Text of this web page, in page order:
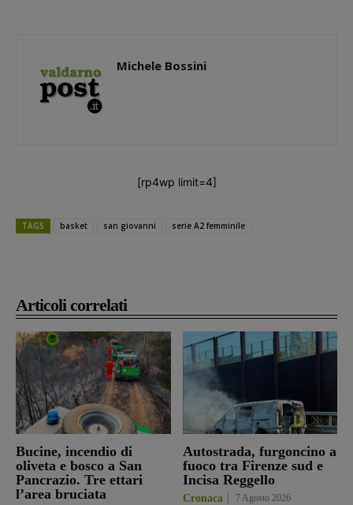
Articoli correlati
Bucine, incendio di
oliveta e bosco a San
Pancrazio. Tre ettari
l’area bruciata
Autostrada, furgoncino a
fuoco tra Firenze sud e
Incisa Reggello
Cronaca 7 Agosto 2026
Michele Bossini
[rp4wp limit=4]
TAGS basket san giovanni serie A2 femminile